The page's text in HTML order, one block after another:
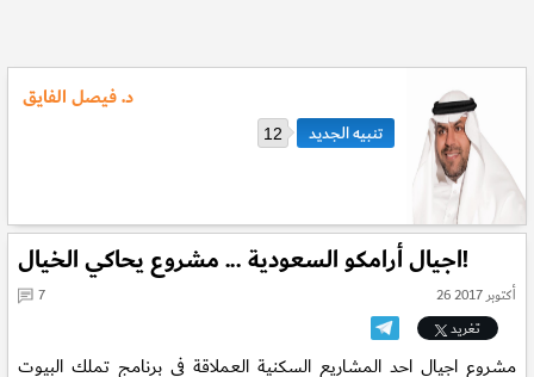
د. فيصل الفايق
12
اجيال أرامكو السعودية ... مشروع يحاكي الخيال!
26 أكتوبر 2017
7
تغريد
مشروع اجيال احد المشاريع السكنية العملاقة في برنامج تملك البيوت